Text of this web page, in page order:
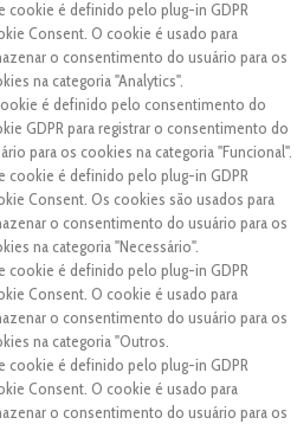
cookie é definido pelo plug-in GDPR
Consent. O cookie é usado para
o consentimento do usuário para os
na categoria "Analytics".
é definido pelo consentimento do
GDPR para registrar o consentimento do
para os cookies na categoria "Funcional".
cookie é definido pelo plug-in GDPR
Consent. Os cookies são usados para
o consentimento do usuário para os
na categoria "Necessário".
cookie é definido pelo plug-in GDPR
Consent. O cookie é usado para
o consentimento do usuário para os
na categoria "Outros.
cookie é definido pelo plug-in GDPR
Consent. O cookie é usado para
o consentimento do usuário para os